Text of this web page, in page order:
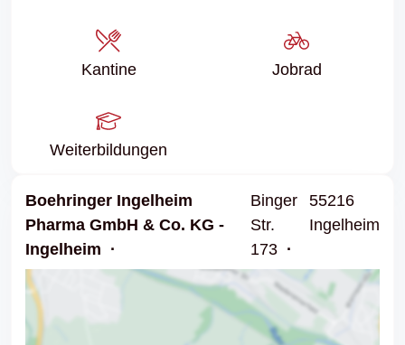
Kantine Jobrad
Weiter­bildungen
Boehringer Ingelheim
Pharma GmbH & Co. KG -
Ingelheim
Binger
Str.
173
55216
Ingelheim